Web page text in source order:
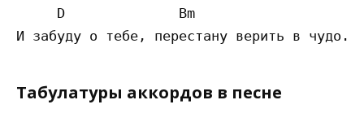
     D              Bm
Табулатуры аккордов в песне